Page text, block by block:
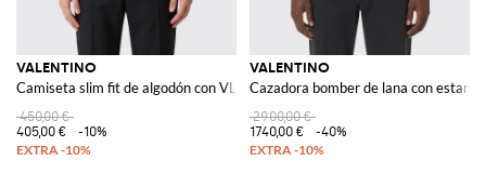
VALENTINO
Camiseta slim fit de algodón con VLogo Signature
450,00 €
405,00 €
-10%
VALENTINO
Cazadora bomber de lana con
2900,00 €
1740,00 €
-40%